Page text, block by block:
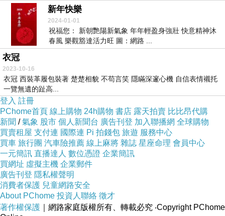
新年快樂
2024-01-01
祝福您： 新朝艷陽新氣象 年年輕盈身強壯 快意精神沐
春風 樂觀豁達活力旺 圖：網路 ...
衣冠
2023-10-16
衣冠 西裝革履包裝著 楚楚相貌 不苟言笑 隱瞞深邃心機 自信表情襯托
一覽無遺的趾高...
登入 註冊
PChome首頁 線上購物 24h購物 書店 露天拍賣 比比昂代購
新聞 /氣象 股市 個人新聞台 廣告刊登 加入聯播網 全球購物
買賣租屋 支付連 國際連 Pi 拍錢包 旅遊 服務中心
買車 旅行團 汽車險推薦 線上麻將 雜誌 星座命理 會員中心
一元簡訊 直播達人 數位憑證 企業簡訊
買網址 虛擬主機 企業郵件
廣告刊登 隱私權聲明
消費者保護 兒童網路安全
About PChome 投資人聯絡 徵才
著作權保護 ｜網路家庭版權所有、轉載必究 ‧Copyright PChome